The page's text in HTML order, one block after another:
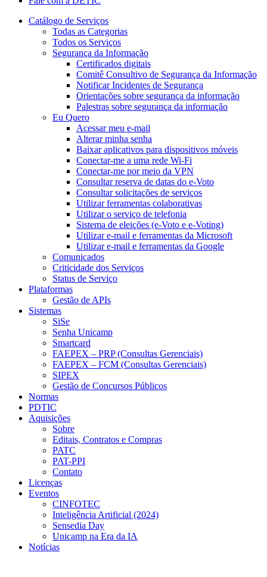
Catálogo de Serviços
Todas as Categorias
Todos os Serviços
Segurança da Informação
Certificados digitais
Comitê Consultivo de Segurança da Informação
Notificar Incidentes de Segurança
Orientações sobre segurança da informação
Palestras sobre segurança da informação
Eu Quero
Acessar meu e-mail
Alterar minha senha
Baixar aplicativos para dispositivos móveis
Conectar-me a uma rede Wi-Fi
Conectar-me por meio da VPN
Consultar reserva de datas do e-Voto
Consultar solicitações de serviços
Utilizar ferramentas colaborativas
Utilizar o serviço de telefonia
Sistema de eleições (e-Voto e e-Voting)
Utilizar e-mail e ferramentas da Microsoft
Utilizar e-mail e ferramentas da Google
Comunicados
Criticidade dos Serviços
Status de Serviço
Plataformas
Gestão de APIs
Sistemas
SiSe
Senha Unicamp
Smartcard
FAEPEX – PRP (Consultas Gerenciais)
FAEPEX – FCM (Consultas Gerenciais)
SIPEX
Gestão de Concursos Públicos
Normas
PDTIC
Aquisições
Sobre
Editais, Contratos e Compras
PATC
PAT-PPI
Contato
Licenças
Eventos
CINFOTEC
Inteligência Artificial (2024)
Sensedia Day
Unicamp na Era da IA
Notícias